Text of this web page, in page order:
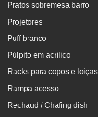
Pratos sobremesa barro
Projetores
Puff branco
Púlpito em acrílico
Racks para copos e loiças
Rampa acesso
Rechaud / Chafing dish